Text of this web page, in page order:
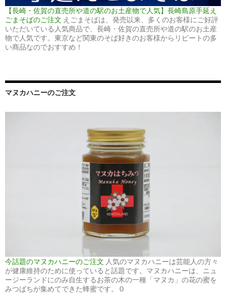
【長崎・佐賀の直売所や道の駅のお土産物で人気】長崎島原手延え
ごまそばのご注文 えごまそばは、発売以来、多くのお客様にご好評
いただいている人気商品で、長崎・佐賀の直売所や道の駅のお土産
物で人気です。東京など関東のそば好きのお客様からリピートの多
い商品なのでおすすめ！
マヌカハニーのご注文
今話題のマヌカハニーのご注文 人気のマヌカハニーは芸能人の方々
が健康維持のために使っていると話題です。マヌカハニーは、ニュ
ージーランドにのみ自生するお茶の木の一種「マヌカ」の花の蜜を
みつばちが集めてできた蜂蜜です。 0